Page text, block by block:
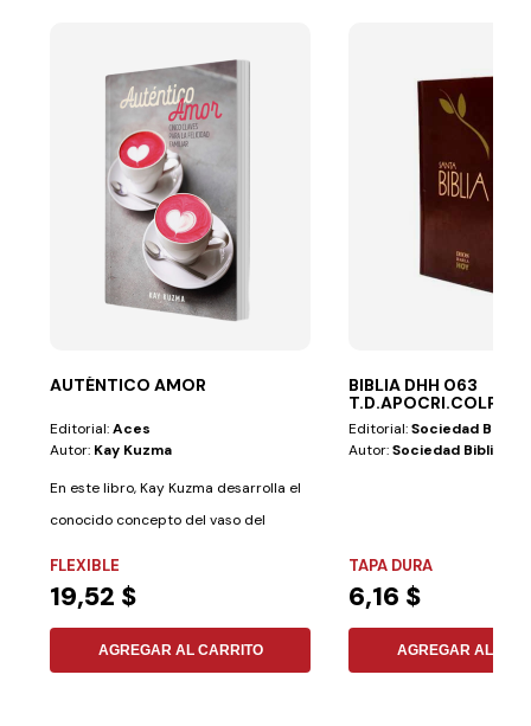
AUTÉNTICO AMOR
Editorial:Aces
Autor: Kay Kuzma
En este libro, Kay Kuzma desarrolla el
conocido concepto del vaso del
FLEXIBLE
19,52 $
AGREGAR AL CARRITO
BIBLIA DHH 063
Editorial:Sociedad Biblica
Autor:Sociedad Biblica
TAPA DURA
6,16 $
AGREGAR AL